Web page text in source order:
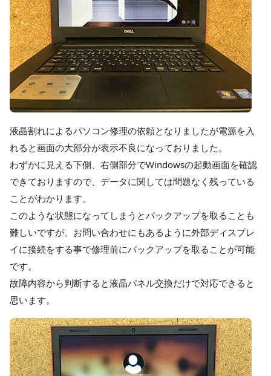
液晶割れによるパソコン修理の依頼となりましたが電源を入
れると画面の大部分が表示不良になっておりました。
わずかに見える下側、右側部分でWindowsの起動画面を確認
できておりますので、データに関しては問題なく残っている
ことがわかります。
このような状態になってしまうとバックアップを取ることも
難しいですが、お問い合わせにもあるように外部ディスプレ
イに接続をする事で修理前にバックアップを取ることが可能
です。
故障内容から判断すると液晶パネル交換だけで対応できると
思います。